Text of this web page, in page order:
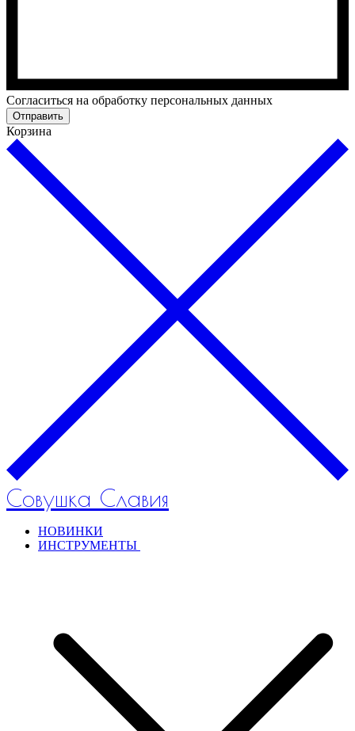
Cогласиться на обработку персональных данных
Отправить
Корзина
Совушка Славия
НОВИНКИ
ИНСТРУМЕНТЫ